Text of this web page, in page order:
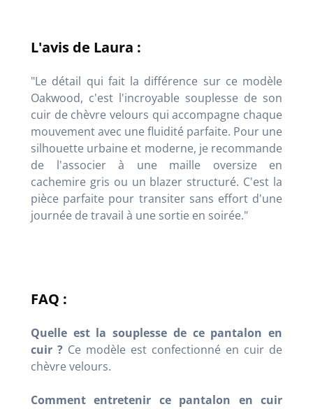
L'avis de Laura :
"Le détail qui fait la différence sur ce modèle
Oakwood, c'est l'incroyable souplesse de son
cuir de chèvre velours qui accompagne chaque
mouvement avec une fluidité parfaite. Pour une
silhouette urbaine et moderne, je recommande
de l'associer à une maille oversize en
cachemire gris ou un blazer structuré. C'est la
pièce parfaite pour transiter sans effort d'une
journée de travail à une sortie en soirée."
FAQ :
Quelle est la souplesse de ce pantalon en
cuir ? Ce modèle est confectionné en cuir de
chèvre velours.
Comment entretenir ce pantalon en cuir